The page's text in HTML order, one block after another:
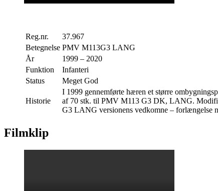
Reg.nr.
37.967
Betegnelse PMV M113G3 LANG
År
1999 – 2020
Funktion
Infanteri
Status
Meget God
Historie
I 1999 gennemførte hæren et større
af 70 stk. til PMV M113 G3 DK, LANG.
G3 LANG versionens vedkomne – forlængelse
Filmklip